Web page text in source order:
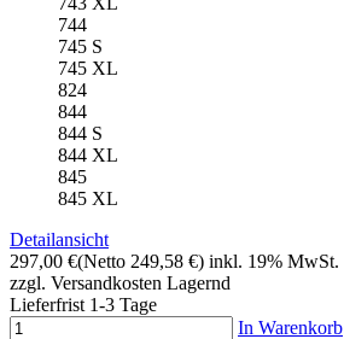
744
745 S
745 XL
824
844
844 S
844 XL
845
845 XL
Detailansicht
297,00 €(Netto 249,58 €) inkl. 19% MwSt.
zzgl. Versandkosten Lagernd
Lieferfrist 1-3 Tage
In Warenkorb